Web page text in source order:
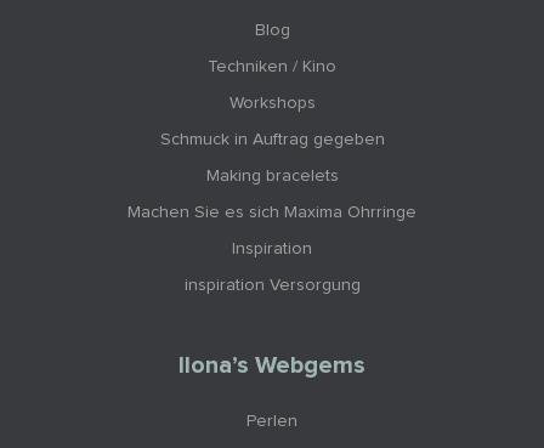
Blog
Techniken / Kino
Workshops
Schmuck in Auftrag gegeben
Making bracelets
Machen Sie es sich Maxima Ohrringe
Inspiration
inspiration Versorgung
Ilona’s Webgems
Perlen